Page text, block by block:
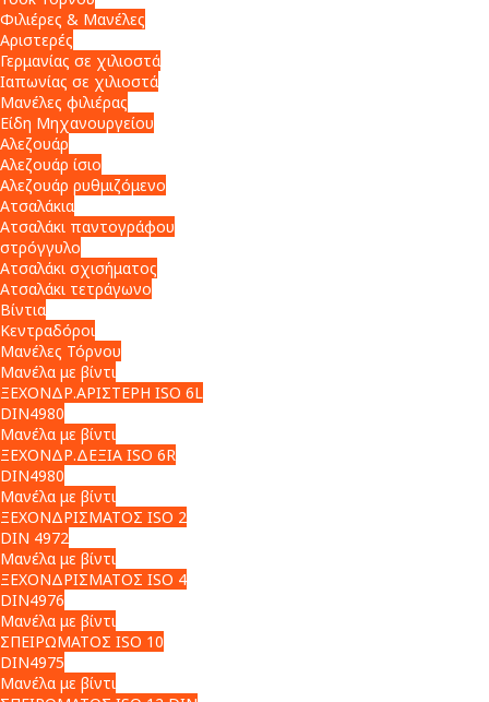
Φιλιέρες & Μανέλες
Αριστερές
Γερμανίας σε χιλιοστά
Ιαπωνίας σε χιλιοστά
Μανέλες φιλιέρας
Είδη Μηχανουργείου
Αλεζουάρ
Αλεζουάρ ίσιο
Αλεζουάρ ρυθμιζόμενο
Ατσαλάκια
Ατσαλάκι παντογράφου
στρόγγυλο
Ατσαλάκι σχισήματος
Ατσαλάκι τετράγωνο
Βίντια
Κεντραδόροι
Μανέλες Τόρνου
Μανέλα με βίντι
ΞΕΧΟΝΔΡ.ΑΡΙΣΤΕΡΗ ISO 6L
DIN4980
Μανέλα με βίντι
ΞΕΧΟΝΔΡ.ΔΕΞΙΑ ISO 6R
DIN4980
Μανέλα με βίντι
ΞΕΧΟΝΔΡΙΣΜΑΤΟΣ ISO 2
DIN 4972
Μανέλα με βίντι
ΞΕΧΟΝΔΡΙΣΜΑΤΟΣ ISO 4
DIN4976
Μανέλα με βίντι
ΣΠΕΙΡΩΜΑΤΟΣ ISO 10
DIN4975
Μανέλα με βίντι